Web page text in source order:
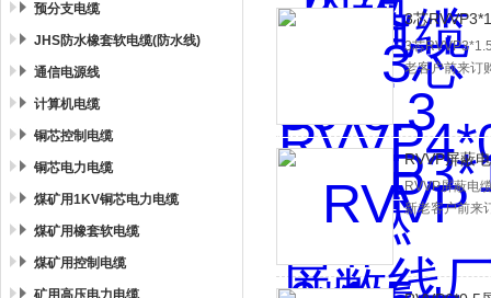
预分支电缆
JHS防水橡套软电缆(防水线)
通信电源线
计算机电缆
铜芯控制电缆
铜芯电力电缆
煤矿用1KV铜芯电力电缆
煤矿用橡套软电缆
煤矿用控制电缆
矿用高压电力电缆
3芯
3芯
老客户前来订
RVVP屏蔽
RVVP屏蔽电
新老客户前来